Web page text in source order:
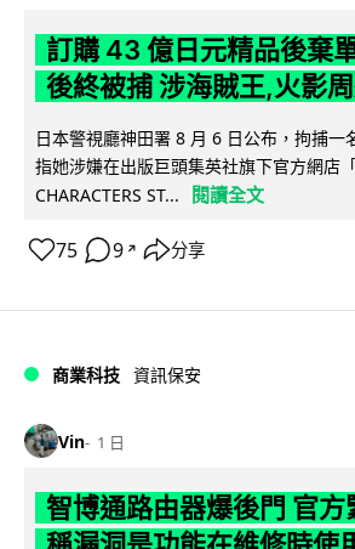
訂購 43 億日元精品後棄
後終被捕 涉海賊王,火影
日本警視廳神田署 8 月 6 日公布，拘捕一
指她涉嫌在出版巨頭集英社旗下官方網店
CHARACTERS ST...
閱讀全文
75 9 ↗ 分享
商業科技 資訊保安
Vin 1 日
智博通路由器爆後門 官方